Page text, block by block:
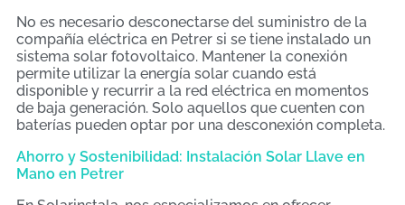
No es necesario desconectarse del suministro de la
compañía eléctrica en Petrer si se tiene instalado un
sistema solar fotovoltaico. Mantener la conexión
permite utilizar la energía solar cuando está
disponible y recurrir a la red eléctrica en momentos
de baja generación. Solo aquellos que cuenten con
baterías pueden optar por una desconexión completa.
Ahorro y Sostenibilidad: Instalación Solar Llave en
Mano en Petrer